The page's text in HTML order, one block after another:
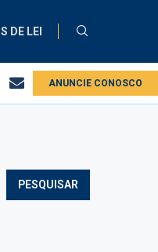
DE LEI
de juros para 14%, a menor
ANUNCIE CONOSCO
PESQUISAR